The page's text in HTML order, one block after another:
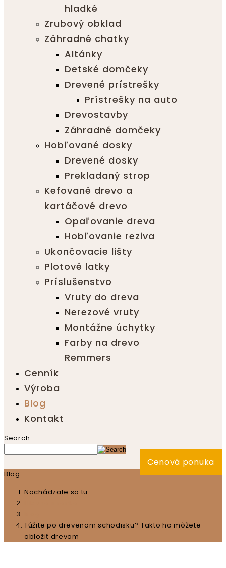
hladké
Zrubový obklad
Záhradné chatky
Altánky
Detské domčeky
Drevené prístrešky
Prístrešky na auto
Drevostavby
Záhradné domčeky
Hobľované dosky
Drevené dosky
Prekladaný strop
Kefované drevo a
kartáčové drevo
Opaľovanie dreva
Hobľovanie reziva
Ukončovacie lišty
Plotové latky
Príslušenstvo
Vruty do dreva
Nerezové vruty
Montážne úchytky
Farby na drevo
Remmers
Cenník
Výroba
Blog
Kontakt
Search ...
Cenová ponuka
Blog
Nachádzate sa tu:
Túžite po drevenom schodisku? Takto ho môžete
obložiť drevom